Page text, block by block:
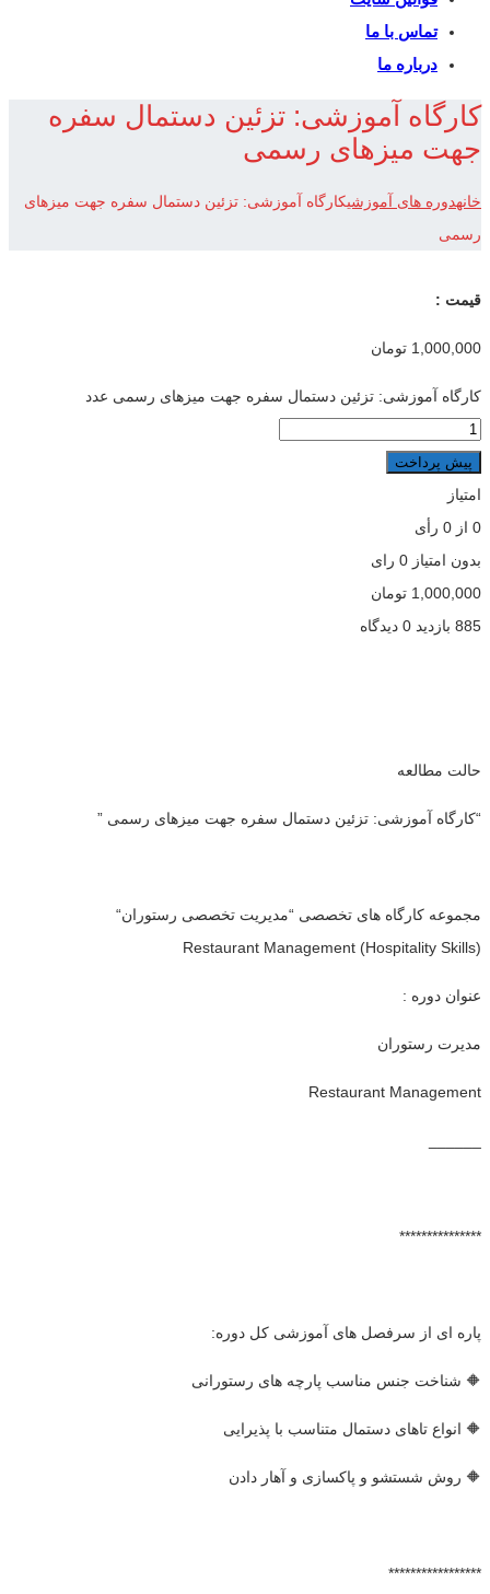
تماس با ما
درباره ما
کارگاه آموزشی: تزئین دستمال سفره
جهت میزهای رسمی
خانهدوره های آموزشیکارگاه آموزشی: تزئین دستمال سفره جهت میزهای
رسمی
قیمت :
1,000,000 تومان
کارگاه آموزشی: تزئین دستمال سفره جهت میزهای رسمی عدد
پیش پرداخت
امتیاز
0 از 0 رأی
بدون امتیاز 0 رای
1,000,000 تومان
885 بازدید
حالت مطالعه
“کارگاه آموزشی: تزئین دستمال سفره جهت میزهای رسمی ”
مجموعه کارگاه های تخصصی “مدیریت تخصصی رستوران“
Restaurant Management (Hospitality Skills)
عنوان دوره :
مدیرت رستوران
Restaurant Management
***************
پاره ای از سرفصل های آموزشی کل دوره:
🔶 شناخت جنس مناسب پارچه های رستورانی
🔶 انواع تاهای دستمال متناسب با پذیرایی
🔶 روش شستشو و پاکسازی و آهار دادن
*****************